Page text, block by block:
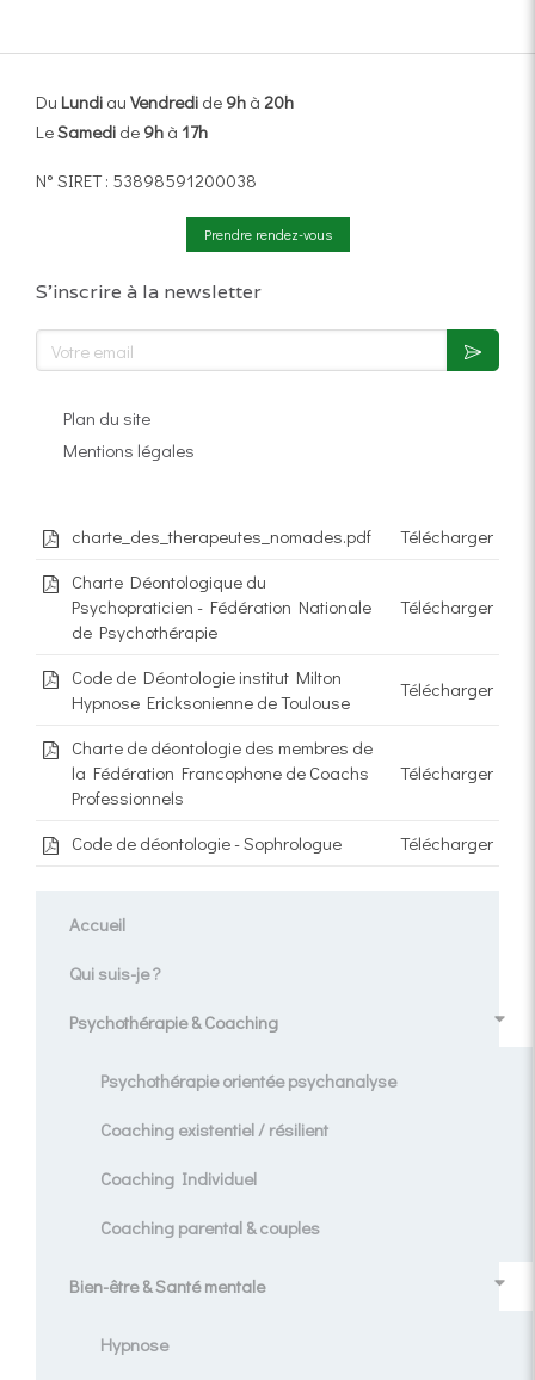
Du Lundi au Vendredi de 9h à 20h
LeSamedi de 9h à 17h
N° SIRET : 53898591200038
Prendre rendez-vous
S'inscrire à la newsletter
Votre email
Plan du site
Mentions légales
charte_des_therapeutes_nomades.pdf
Télécharger
Charte Déontologique du
Psychopraticien - Fédération Nationale
de Psychothérapie
Télécharger
Code de Déontologie institut Milton
Hypnose Ericksonienne de Toulouse
Télécharger
Charte de déontologie des membres de
la Fédération Francophone de Coachs
Professionnels
Télécharger
Code de déontologie - Sophrologue Télécharger
Accueil
Qui suis-je ?
Psychothérapie & Coaching
Psychothérapie orientée psychanalyse
Coaching existentiel / résilient
Coaching Individuel
Coaching parental & couples
Bien-être & Santé mentale
Hypnose